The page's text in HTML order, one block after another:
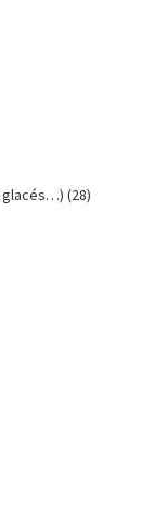
glacés…) (28)